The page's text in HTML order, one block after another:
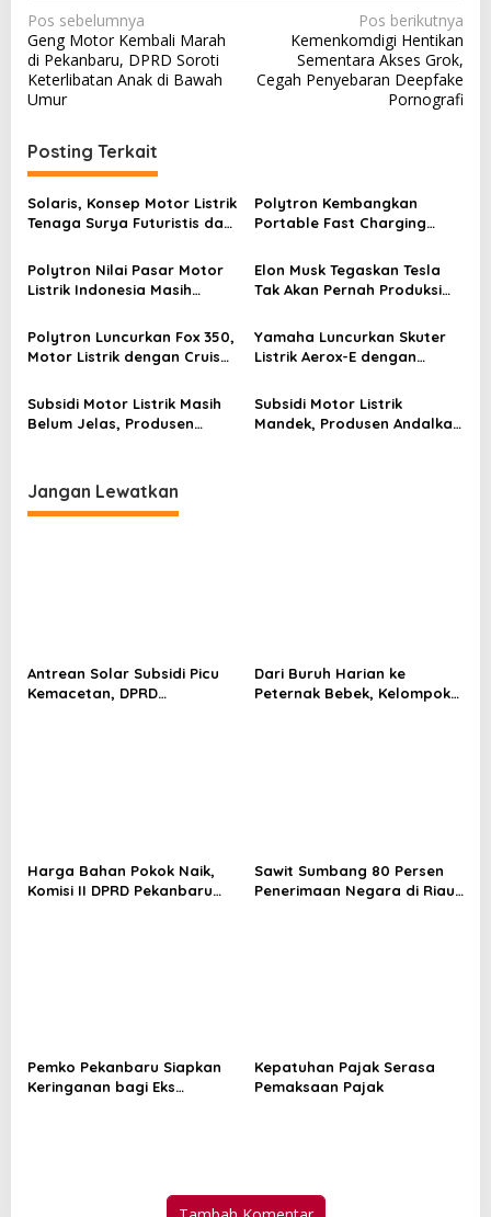
N
a
v
i
g
a
s
i
p
o
s
Pos sebelumnya
Geng Motor Kembali Marah
di Pekanbaru, DPRD Soroti
Keterlibatan Anak di Bawah
Umur
Pos berikutnya
Kemenkomdigi Hentikan
Sementara Akses Grok,
Cegah Penyebaran Deepfake
Pornografi
Posting Terkait
Solaris, Konsep Motor Listrik
Tenaga Surya Futuristis dari
Produksi
Polytron Kembangkan
Portable Fast Charging
Meluncur Awal 2026
Polytron Nilai Pasar Motor
Listrik Indonesia Masih
Subsidi
Elon Musk Tegaskan Tesla
Tak Akan Pernah Produksi
Polytron Luncurkan Fox 350,
Motor Listrik dengan Cruise
130 KM
Yamaha Luncurkan Skuter
Listrik Aerox-E dengan
Subsidi Motor Listrik Masih
Belum Jelas, Produsen
Subsidi Motor Listrik
Mandek, Produsen Andalkan
Jangan Lewatkan
Antrean Solar Subsidi Picu
Kemacetan, DPRD
Dari Buruh Harian ke
Peternak Bebek, Kelompok
Harga Bahan Pokok Naik,
Komisi II DPRD Pekanbaru
Sawit Sumbang 80 Persen
Penerimaan Negara di Riau,
Pemko Pekanbaru Siapkan
Keringanan bagi Eks
Kepatuhan Pajak Serasa
Pemaksaan Pajak